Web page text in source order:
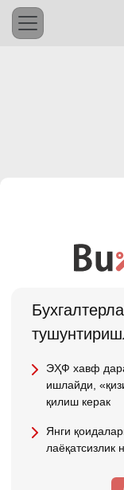
ЭҲФ хавф
ишлайди,
қилиш керак
Янги
лаёқатсизлик